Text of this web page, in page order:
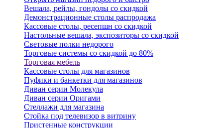
Вешала, рейлы, гондолы со скидкой
Демонстрационные столы распродажа
Кассовые столы, ресепшн со скидкой
Настольные вешала, экспозиторы со скидкой
Световые полки недорого
Торговые системы со скидкой до 80%
Торговая мебель
Кассовые столы для магазинов
Пуфики и банкетки для магазинов
Диван серии Молекула
Диван серии Оригами
Стеллажи для магазина
Стойка под телевизор в витрину
Пристенные конструкции